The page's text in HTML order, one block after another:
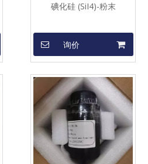
碘化硅 (SiI4)-粉末
询价